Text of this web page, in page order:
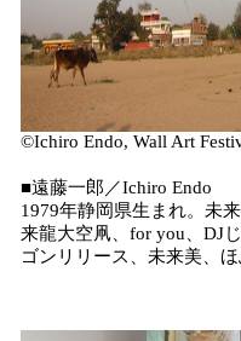
©️Ichiro Endo, Wall Art
■遠藤一郎／Ichiro Endo
1979年静岡県生まれ。未
来龍大空凧、for you、DJ
ゴンリリース、未来美、